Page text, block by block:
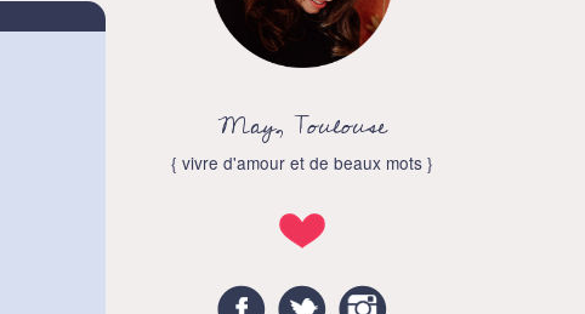
May, Toulouse
{ vivre d'amour et de beaux mots }
FacebookTwitter